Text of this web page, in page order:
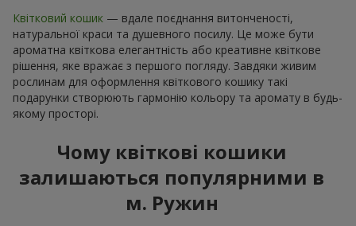
Квітковий кошик — вдале поєднання витонченості,
натуральної краси та душевного посилу. Це може бути
ароматна квіткова елегантність або креативне квіткове
рішення, яке вражає з першого погляду. Завдяки живим
рослинам для оформлення квіткового кошику такі
подарунки створюють гармонію кольору та аромату в будь-
якому просторі.
Чому квіткові кошики
залишаються популярними в
м. Ружин